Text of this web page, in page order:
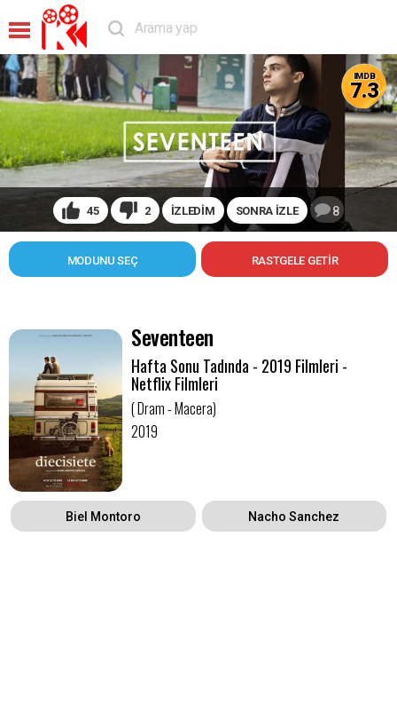
45 2 İZLEDİM SONRA İZLE 8
MODUNU SEÇ
IMDB
7.3
Seventeen
Hafta Sonu Tadında - 2019 Filmleri -
Netflix Filmleri
( Dram - Macera)
2019
Biel Montoro Nacho Sanchez